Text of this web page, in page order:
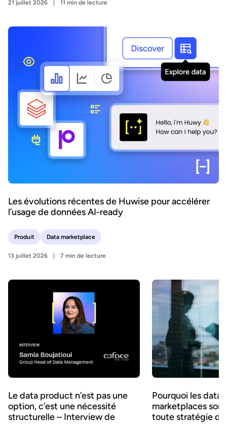
21 juillet 2026 11 min de lecture
Les évolutions récentes de Huwise pour accélérer
l’usage de données AI-ready
Produit Data marketplace
13 juillet 2026 7 min de lecture
Le data product n’est pas une
option, c’est une nécessité
structurelle – Interview de
Pourquoi les data
marketplaces
toute stratégie